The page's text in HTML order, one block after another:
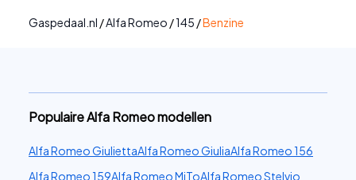
Gaspedaal.nl /Alfa Romeo /145 /Benzine
Populaire Alfa Romeo modellen
Alfa Romeo GiuliettaAlfa Romeo GiuliaAlfa Romeo 156
Alfa Romeo 159Alfa Romeo MiToAlfa Romeo Stelvio